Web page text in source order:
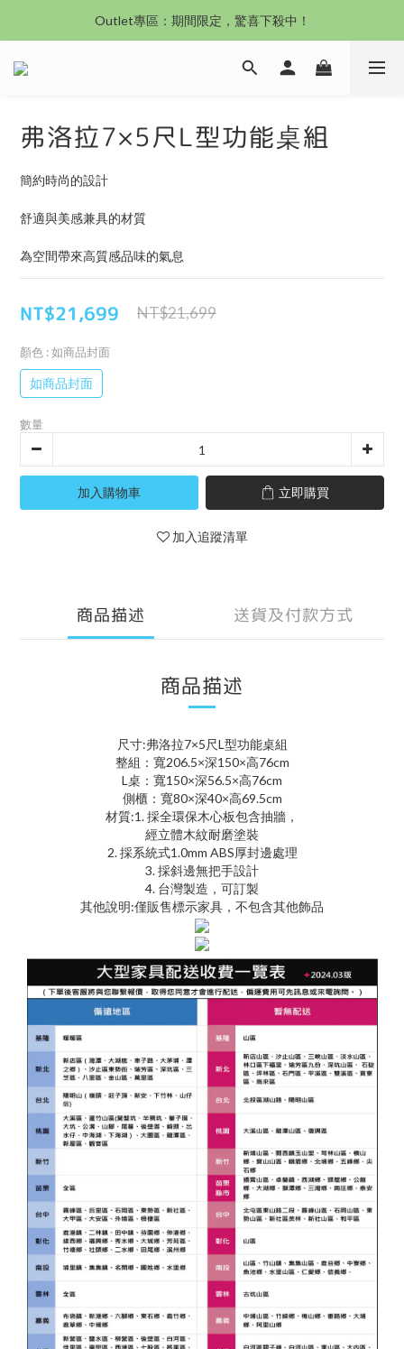
沙發新登場｜想躺就躺，頭等艙到商務艙一次擁有
Outlet專區：期間限定，驚喜下殺中！
弗洛拉7×5尺L型功能桌組
簡約時尚的設計
舒適與美感兼具的材質
為空間帶來高質感品味的氣息
NT$21,699 NT$21,699
顏色 : 如商品封面
如商品封面
數量
加入購物車 立即購買
加入追蹤清單
商品描述 送貨及付款方式
商品描述
尺寸:弗洛拉7×5尺L型功能桌組
整組：寬206.5×深150×高76cm
L桌：寬150×深56.5×高76cm
側櫃：寬80×深40×高69.5cm
材質:1. 採全環保木心板包含抽牆，
經立體木紋耐磨塗裝
2. 採系統式1.0mm ABS厚封邊處理
3. 採斜邊無把手設計
4. 台灣製造，可訂製
其他說明:僅販售標示家具，不包含其他飾品